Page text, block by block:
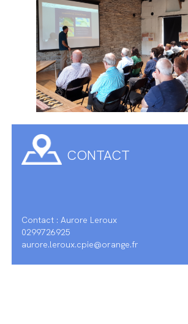
CONTACT
Contact : Aurore Leroux
0299726925
aurore.leroux.cpie@orange.fr